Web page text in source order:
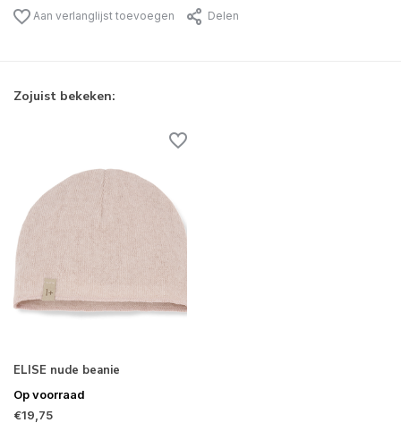
Aan verlanglijst toevoegen Delen
Zojuist bekeken:
ELISE nude beanie
Op voorraad
€19,75